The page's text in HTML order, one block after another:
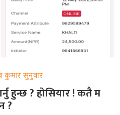
कुमार सुनुवार
हुन्छ ? होसियार ! कतै म
?